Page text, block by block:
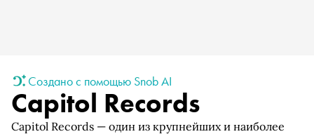
Создано с помощью Snob AI
Capitol Records
Capitol Records — один из крупнейших и наиболее